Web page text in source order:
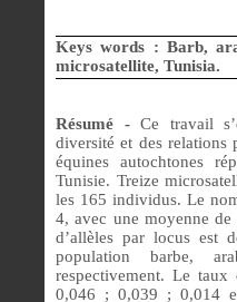
Keys words : Barb,
microsatellite, Tunisia.
Résumé - Ce travail
diversité et des relations
équines autochtones
Tunisie. Treize
les 165 individus. Le
4, avec une moyenne
d’allèles par locus est
population barbe,
respectivement. Le taux
0,046 ; 0,039 ; 0,014